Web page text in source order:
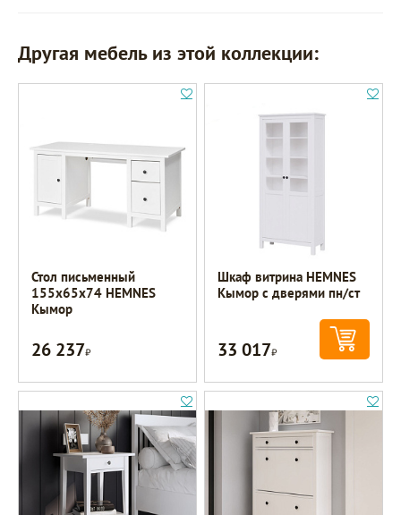
Другая мебель из этой коллекции:
Стол письменный
155х65х74 HEMNES
Кымор
26 237Р
Шкаф витрина HEMNES
Кымор с дверями пн/ст
33 017Р